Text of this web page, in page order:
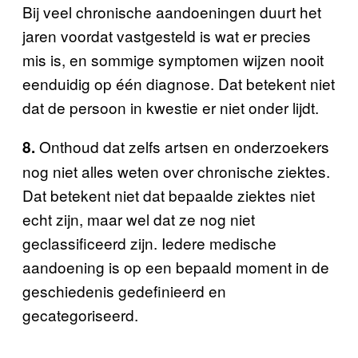
Bij veel chronische aandoeningen duurt het
jaren voordat vastgesteld is wat er precies
mis is, en sommige symptomen wijzen nooit
eenduidig op één diagnose. Dat betekent niet
dat de persoon in kwestie er niet onder lijdt.
8. Onthoud dat zelfs artsen en onderzoekers
nog niet alles weten over chronische ziektes.
Dat betekent niet dat bepaalde ziektes niet
echt zijn, maar wel dat ze nog niet
geclassificeerd zijn. Iedere medische
aandoening is op een bepaald moment in de
geschiedenis gedefinieerd en
gecategoriseerd.